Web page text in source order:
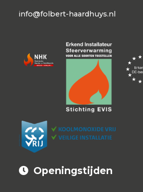
info@folbert-haardhuys.nl
Openingstijden